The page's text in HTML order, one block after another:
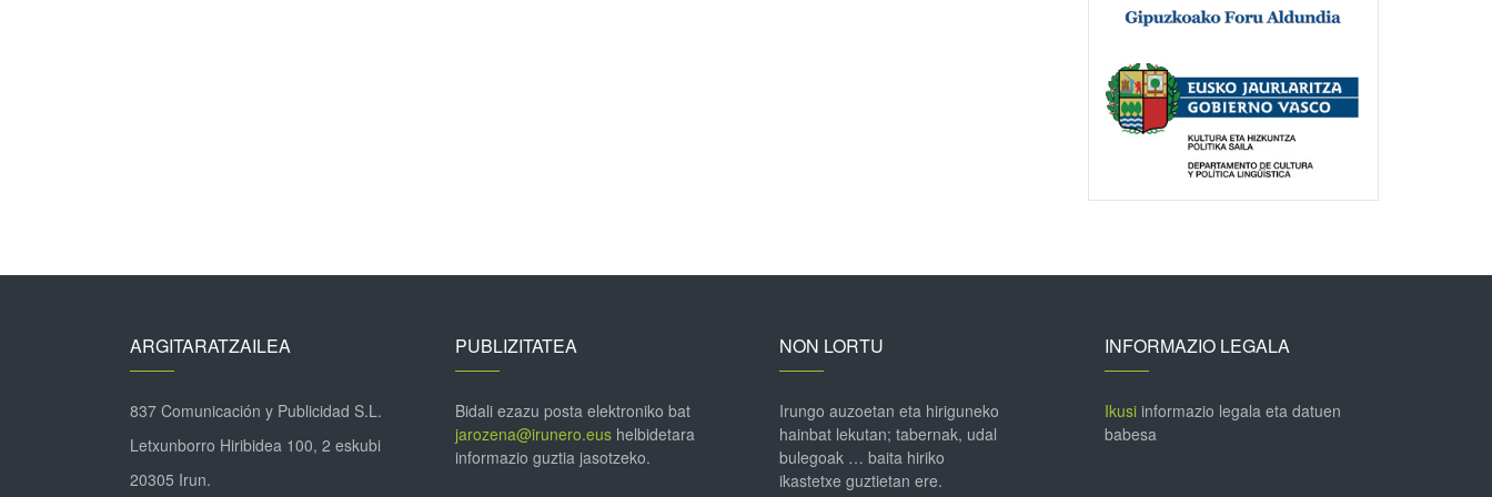
ARGITARATZAILEA
837 Comunicación y Publicidad S.L.
Letxunborro Hiribidea 100, 2 eskubi
20305 Irun.
PUBLIZITATEA
Bidali ezazu posta elektroniko bat
jarozena@irunero.eushelbidetara
informazio guztia jasotzeko.
NON LORTU
Irungo auzoetan eta hiriguneko
hainbat lekutan; tabernak, udal
bulegoak … baita hiriko
ikastetxe guztietan ere.
INFORMAZIO LEGALA
Ikusiinformazio legala eta datuen
babesa